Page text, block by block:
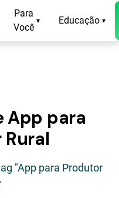
Para
Você
▾ Educação ▾
App para
"App para Produtor